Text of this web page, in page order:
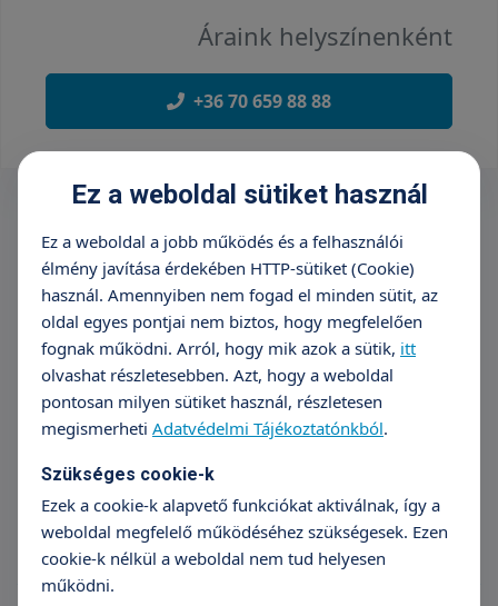
Áraink helyszínenként
+36 70 659 88 88
Ez a weboldal sütiket használ
Ez a weboldal a jobb működés és a felhasználói
élmény javítása érdekében HTTP-sütiket (Cookie)
használ. Amennyiben nem fogad el minden sütit, az
oldal egyes pontjai nem biztos, hogy megfelelően
fognak működni. Arról, hogy mik azok a sütik, itt
olvashat részletesebben. Azt, hogy a weboldal
pontosan milyen sütiket használ, részletesen
megismerheti Adatvédelmi Tájékoztatónkból.
Szükséges cookie-k
Ezek a cookie-k alapvető funkciókat aktiválnak, így a
weboldal megfelelő működéséhez szükségesek. Ezen
cookie-k nélkül a weboldal nem tud helyesen
működni.